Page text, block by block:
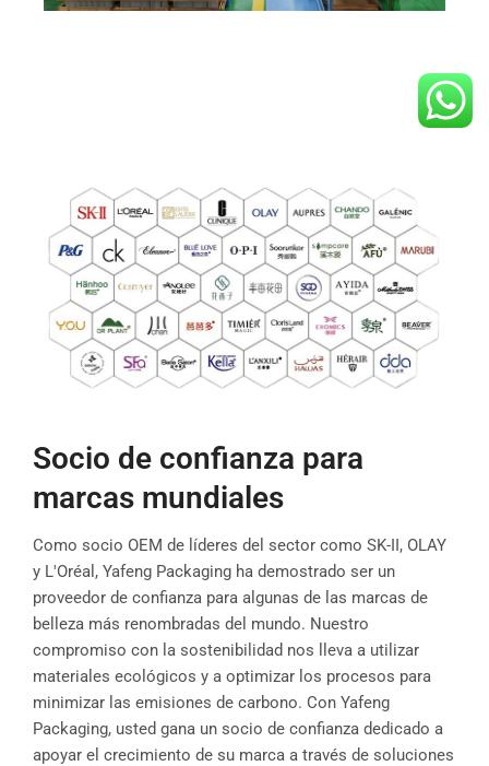
Socio de confianza para
marcas mundiales
Como socio OEM de líderes del sector como SK-II, OLAY
y L'Oréal, Yafeng Packaging ha demostrado ser un
proveedor de confianza para algunas de las marcas de
belleza más renombradas del mundo. Nuestro
compromiso con la sostenibilidad nos lleva a utilizar
materiales ecológicos y a optimizar los procesos para
minimizar las emisiones de carbono. Con Yafeng
Packaging, usted gana un socio de confianza dedicado a
apoyar el crecimiento de su marca a través de soluciones